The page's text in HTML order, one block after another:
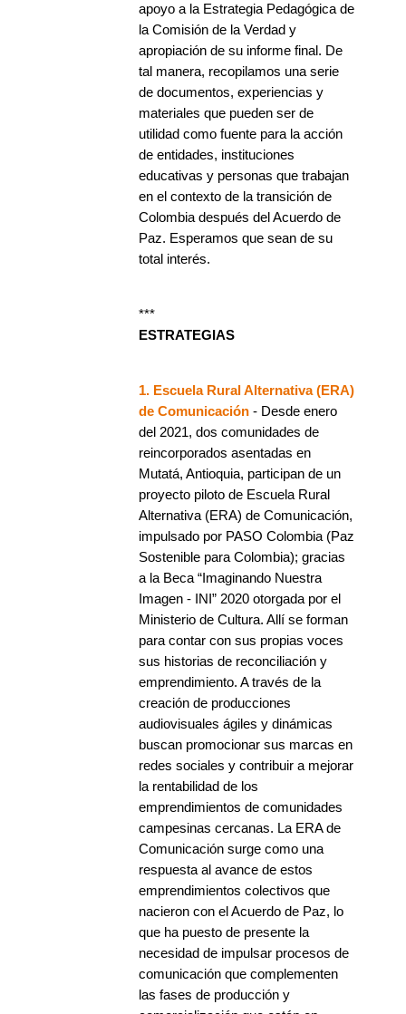
apoyo a la Estrategia Pedagógica de
la Comisión de la Verdad y
apropiación de su informe final. De
tal manera, recopilamos una serie
de documentos, experiencias y
materiales que pueden ser de
utilidad como fuente para la acción
de entidades, instituciones
educativas y personas que trabajan
en el contexto de la transición de
Colombia después del Acuerdo de
Paz. Esperamos que sean de su
total interés.
***
ESTRATEGIAS
1. Escuela Rural Alternativa (ERA)
de Comunicación - Desde enero
del 2021, dos comunidades de
reincorporados asentadas en
Mutatá, Antioquia, participan de un
proyecto piloto de Escuela Rural
Alternativa (ERA) de Comunicación,
impulsado por PASO Colombia (Paz
Sostenible para Colombia); gracias
a la Beca “Imaginando Nuestra
Imagen - INI” 2020 otorgada por el
Ministerio de Cultura. Allí se forman
para contar con sus propias voces
sus historias de reconciliación y
emprendimiento. A través de la
creación de producciones
audiovisuales ágiles y dinámicas
buscan promocionar sus marcas en
redes sociales y contribuir a mejorar
la rentabilidad de los
emprendimientos de comunidades
campesinas cercanas. La ERA de
Comunicación surge como una
respuesta al avance de estos
emprendimientos colectivos que
nacieron con el Acuerdo de Paz, lo
que ha puesto de presente la
necesidad de impulsar procesos de
comunicación que complementen
las fases de producción y